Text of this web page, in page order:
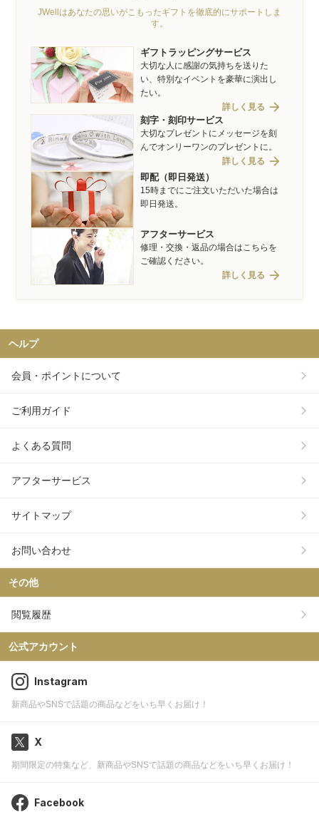
JWellはあなたの思いがこもったギフトを徹底的にサポートしま
す。
ギフトラッピングサービス
大切な人に感謝の気持ちを送りた
い、特別なイベントを豪華に演出し
たい。
詳しく見る arrow_forward
刻字・刻印サービス
大切なプレゼントにメッセージを刻
んでオンリーワンのプレゼントに。
詳しく見る arrow_forward
即配（即日発送）
15時までにご注文いただいた場合は
即日発送。
アフターサービス
修理・交換・返品の場合はこちらを
ご確認ください。
詳しく見る arrow_forward
ヘルプ
会員・ポイントについて
ご利用ガイド
よくある質問
アフターサービス
サイトマップ
お問い合わせ
その他
閲覧履歴
公式アカウント
Instagram
新商品やSNSで話題の商品などをいち早くお届け！
X
期間限定の特集など、新商品やSNSで話題の商品などをいち早くお届け！
Facebook